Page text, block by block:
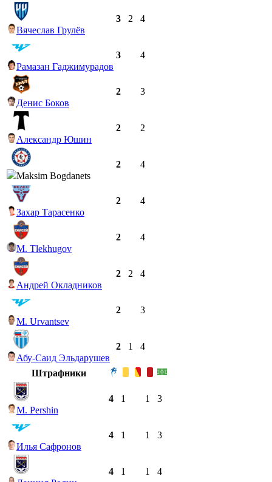
Вячеслав Грулёв
3 2 4
Рамазан Гаджимурадов
3 4
Денис Боков
2 3
Александр Юшин
2 2
Maksim Bogdanets
2 4
Захар Тарасенко
2 4
M. Tlekhugov
2 4
Андрей Окладников
2 2 4
M. Urvantsev
2 3
Абу-Саид Эльдарушев
2 1 4
Штрафники
M. Pershin
4 1 1 3
Илья Сафронов
4 1 1 3
4 1 1 4